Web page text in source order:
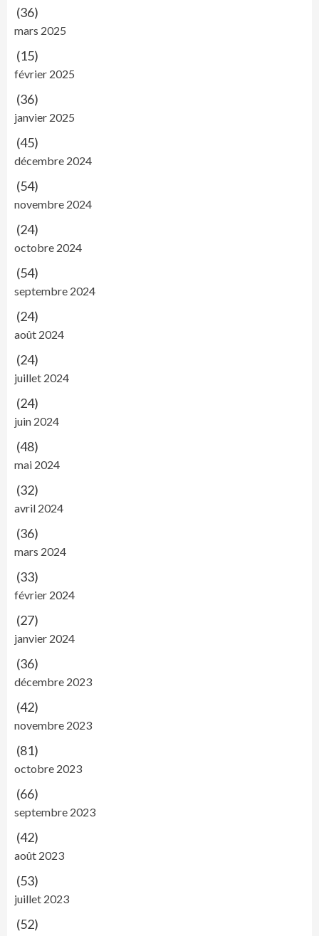
(36)
mars 2025
(15)
février 2025
(36)
janvier 2025
(45)
décembre 2024
(54)
novembre 2024
(24)
octobre 2024
(54)
septembre 2024
(24)
août 2024
(24)
juillet 2024
(24)
juin 2024
(48)
mai 2024
(32)
avril 2024
(36)
mars 2024
(33)
février 2024
(27)
janvier 2024
(36)
décembre 2023
(42)
novembre 2023
(81)
octobre 2023
(66)
septembre 2023
(42)
août 2023
(53)
juillet 2023
(52)